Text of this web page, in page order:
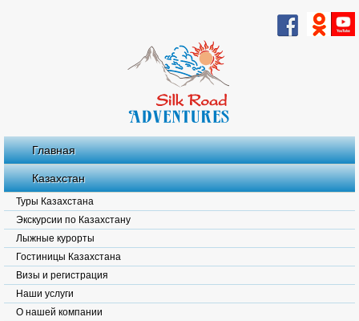
Главная
Казахстан
Туры Казахстана
Экскурсии по Казахстану
Лыжные курорты
Гостиницы Казахстана
Визы и регистрация
Наши услуги
О нашей компании